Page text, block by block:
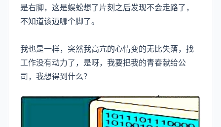
是右脚，这是蜈蚣想了片刻之后发现不会走路了，
不知道该迈哪个脚了。
我也是一样，突然我高亢的心情变的无比失落，找
工作没有动力了，是呀，我要把我的青春献给公
司，我想得到什么？